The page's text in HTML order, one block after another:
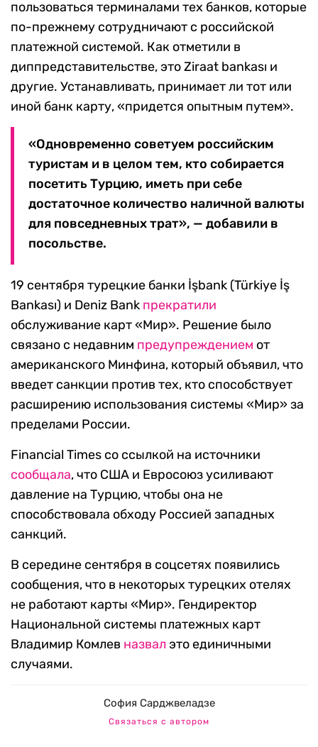
пользоваться терминалами тех банков, которые
по-прежнему сотрудничают с российской
платежной системой. Как отметили в
диппредставительстве, это Ziraat bankası и
другие. Устанавливать, принимает ли тот или
иной банк карту, «придется опытным путем».
«Одновременно советуем российским
туристам и в целом тем, кто собирается
посетить Турцию, иметь при себе
достаточное количество наличной валюты
для повседневных трат», — добавили в
посольстве.
19 сентября турецкие банки İşbank (Türkiye İş
Bankası) и Deniz Bank прекратили
обслуживание карт «Мир». Решение было
связано с недавним предупреждением от
американского Минфина, который объявил, что
введет санкции против тех, кто способствует
расширению использования системы «Мир» за
пределами России.
Financial Times со ссылкой на источники
сообщала, что США и Евросоюз усиливают
давление на Турцию, чтобы она не
способствовала обходу Россией западных
санкций.
В середине сентября в соцсетях появились
сообщения, что в некоторых турецких отелях
не работают карты «Мир». Гендиректор
Национальной системы платежных карт
Владимир Комлев назвал это единичными
случаями.
София Сарджвеладзе
Связаться с автором